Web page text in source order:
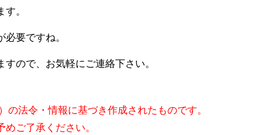
。
要ですね。
ので、お気軽にご連絡下さい。
法令・情報に基づき作成されたものです。
ご了承ください。